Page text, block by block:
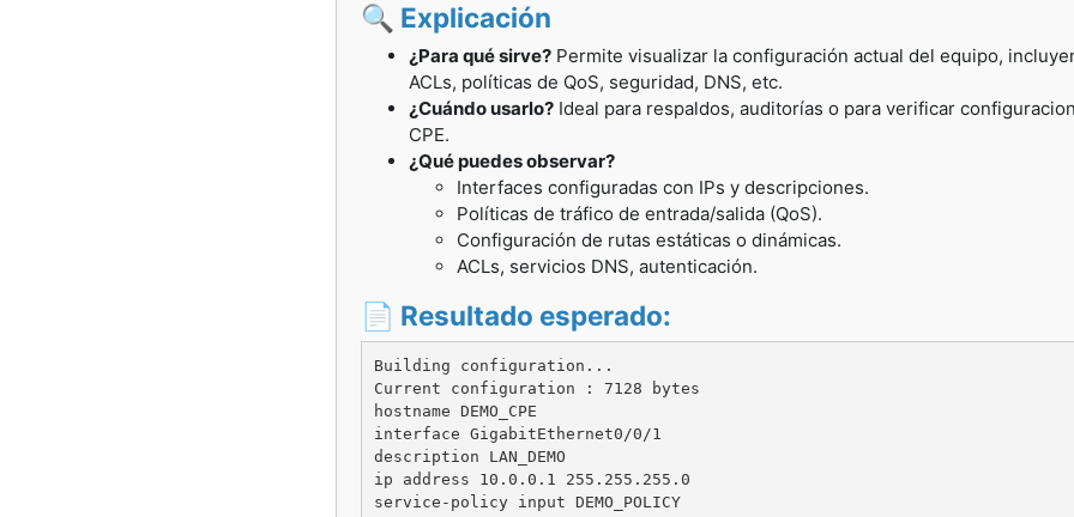
🔍 Explicación
¿Para qué sirve? Permite visualizar la configuración actual del equipo,
ACLs, políticas de QoS, seguridad, DNS, etc.
¿Cuándo usarlo? Ideal para respaldos, auditorías o para verificar
CPE.
¿Qué puedes observar?
Interfaces configuradas con IPs y descripciones.
Políticas de tráfico de entrada/salida (QoS).
Configuración de rutas estáticas o dinámicas.
ACLs, servicios DNS, autenticación.
📄 Resultado esperado:
Building configuration...
Current configuration : 7128 bytes
hostname DEMO_CPE
interface GigabitEthernet0/0/1
description LAN_DEMO
ip address 10.0.0.1 255.255.255.0
service-policy input DEMO_POLICY